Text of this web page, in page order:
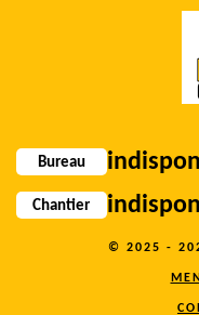
Bureau
Chantier
© 2025 -